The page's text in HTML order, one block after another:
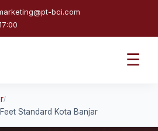
bci.com
☰
/
Standard Kota Banjar